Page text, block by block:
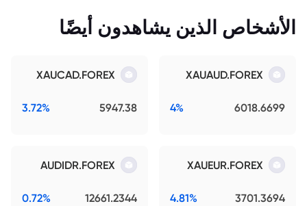
الأشخاص الذين يشاهدون أيضًا
XAUAUD.FOREX
6018.6699
4%
XAUCAD.FOREX
5947.38
3.72%
XAUEUR.FOREX
3701.3694
4.81%
AUDIDR.FOREX
12661.2344
0.72%